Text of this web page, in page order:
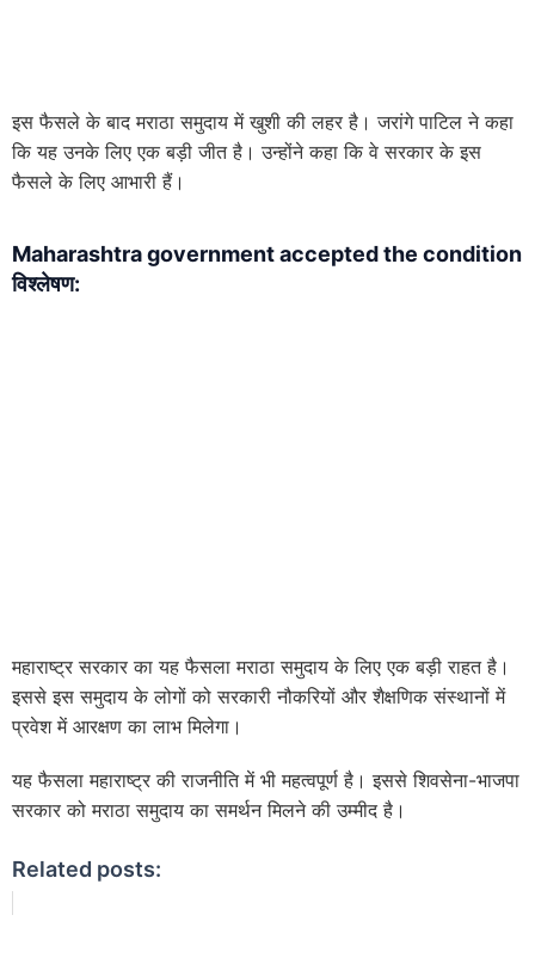
इस फैसले के बाद मराठा समुदाय में खुशी की लहर है। जरांगे पाटिल ने कहा
कि यह उनके लिए एक बड़ी जीत है। उन्होंने कहा कि वे सरकार के इस
फैसले के लिए आभारी हैं।
Maharashtra government accepted the condition
विश्लेषण:
महाराष्ट्र सरकार का यह फैसला मराठा समुदाय के लिए एक बड़ी राहत है।
इससे इस समुदाय के लोगों को सरकारी नौकरियों और शैक्षणिक संस्थानों में
प्रवेश में आरक्षण का लाभ मिलेगा।
यह फैसला महाराष्ट्र की राजनीति में भी महत्वपूर्ण है। इससे शिवसेना-भाजपा
सरकार को मराठा समुदाय का समर्थन मिलने की उम्मीद है।
Related posts: